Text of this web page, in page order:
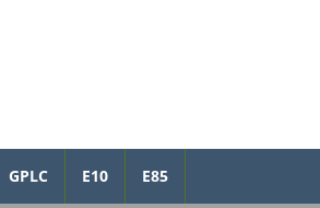
GPLC E10 E85